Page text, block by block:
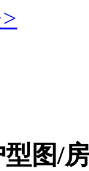
>
图/